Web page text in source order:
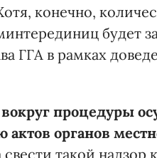
конечно,
будет
ГГА в рамках
процедуры
актов органов
такой надзор